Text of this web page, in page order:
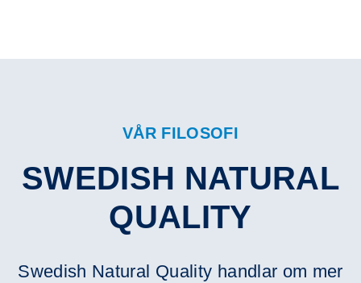
VÅR FILOSOFI
SWEDISH NATURAL
QUALITY
Swedish Natural Quality handlar om mer